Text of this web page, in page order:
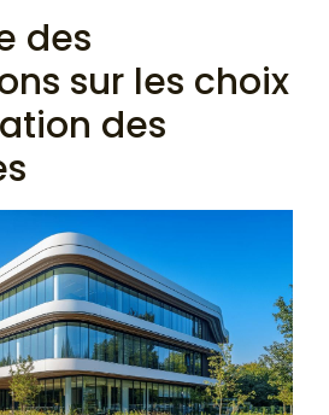
des
sur les choix
des